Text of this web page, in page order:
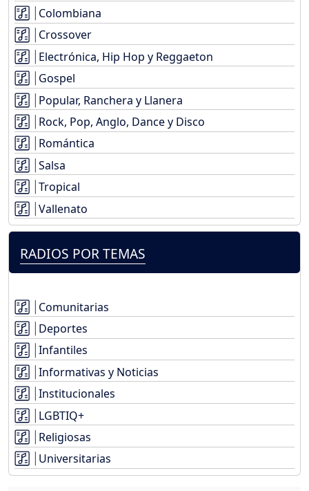
Colombiana
Crossover
Electrónica, Hip Hop y Reggaeton
Gospel
Popular, Ranchera y Llanera
Rock, Pop, Anglo, Dance y Disco
Romántica
Salsa
Tropical
Vallenato
RADIOS POR TEMAS
Comunitarias
Deportes
Infantiles
Informativas y Noticias
Institucionales
LGBTIQ+
Religiosas
Universitarias